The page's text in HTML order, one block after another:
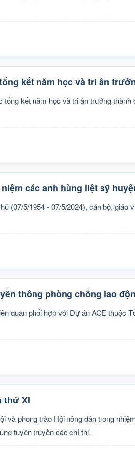
kết năm học và tri ân
kết năm học và tri ân trưởng thành
các anh hùng liệt sỹ
(07/5/1954 - 07/5/2024), cán bộ,
thông phòng chống lao
quan phối hợp với Dự án ACE thuộc
thứ XI
và phong trào Hội nông dân trong
tuyên truyền các chỉ thị,